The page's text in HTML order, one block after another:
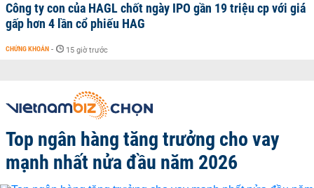
Công ty con của HAGL chốt ngày IPO gần 19 triệu cp với giá
gấp hơn 4 lần cổ phiếu HAG
CHỨNG KHOÁN - 15 giờ trước
Top ngân hàng tăng trưởng cho vay
mạnh nhất nửa đầu năm 2026